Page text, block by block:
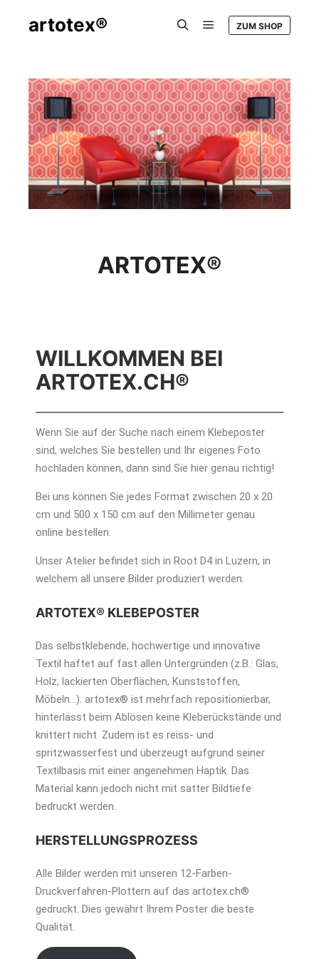
artotex® ZUM SHOP
ARTOTEX®
WILLKOMMEN BEI
ARTOTEX.CH®
Wenn Sie auf der Suche nach einem Klebeposter
sind, welches Sie bestellen und Ihr eigenes Foto
hochladen können, dann sind Sie hier genau richtig!
Bei uns können Sie jedes Format zwischen 20 x 20
cm und 500 x 150 cm auf den Millimeter genau
online bestellen.
Unser Atelier befindet sich in Root D4 in Luzern, in
welchem all unsere Bilder produziert werden.
ARTOTEX® KLEBEPOSTER
Das selbstklebende, hochwertige und innovative
Textil haftet auf fast allen Untergründen (z.B.: Glas,
Holz, lackierten Oberflächen, Kunststoffen,
Möbeln…). artotex® ist mehrfach repositionierbar,
hinterlässt beim Ablösen keine Kleberückstände und
knittert nicht. Zudem ist es reiss- und
spritzwasserfest und überzeugt aufgrund seiner
Textilbasis mit einer angenehmen Haptik. Das
Material kann jedoch nicht mit satter Bildtiefe
bedruckt werden.
HERSTELLUNGSPROZESS
Alle Bilder werden mit unseren 12-Farben-
Druckverfahren-Plottern auf das artotex.ch®
gedruckt. Dies gewährt Ihrem Poster die beste
Qualität.